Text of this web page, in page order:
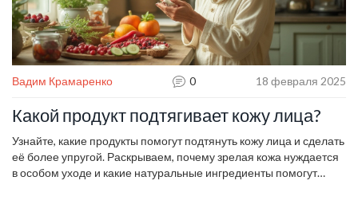
Вадим Крамаренко 0 18 февраля 2025
Какой продукт подтягивает кожу лица?
Узнайте, какие продукты помогут подтянуть кожу лица и сделать
её более упругой. Раскрываем, почему зрелая кожа нуждается
в особом уходе и какие натуральные ингредиенты помогут